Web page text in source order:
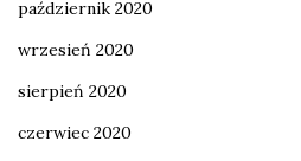
październik 2020
wrzesień 2020
sierpień 2020
czerwiec 2020